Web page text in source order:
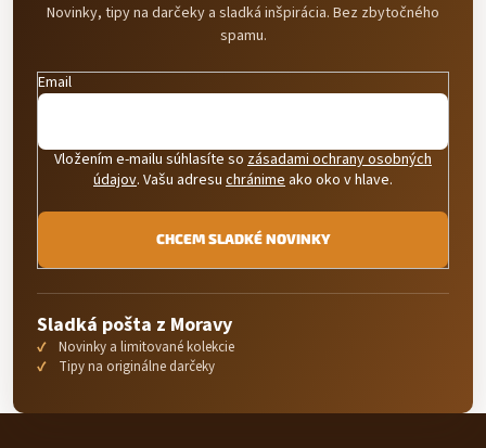
ý
p
s
u
Novinky, tipy na darčeky a sladká inšpirácia. Bez zbytočného
spamu.
Email
Vložením e-mailu súhlasíte so zásadami ochrany osobných
údajov. Vašu adresu chránime ako oko v hlave.
CHCEM SLADKÉ NOVINKY
Sladká pošta z Moravy
Novinky a limitované kolekcie
Tipy na originálne darčeky